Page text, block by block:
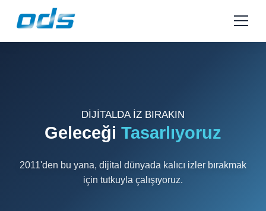
DİJİTALDA İZ BIRAKIN
Geleceği Tasarlıyoruz
2011'den bu yana, dijital dünyada kalıcı izler bırakmak
için tutkuyla çalışıyoruz.